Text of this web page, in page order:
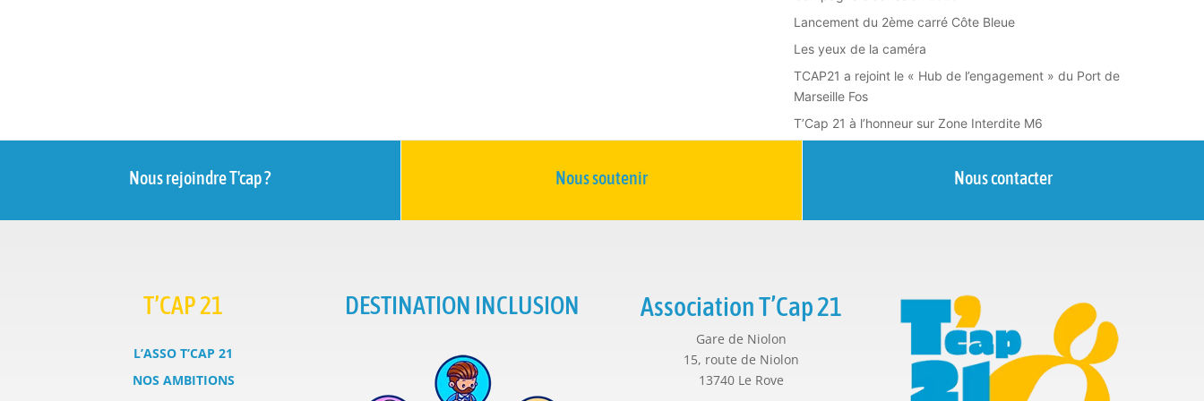
Lancement du 2ème carré Côte Bleue
Les yeux de la caméra
TCAP21 a rejoint le « Hub de l’engagement » du Port de
Marseille Fos
T’Cap 21 à l’honneur sur Zone Interdite M6
Nous rejoindre T'cap ? Nous soutenir Nous contacter
T’CAP 21
L’ASSO T’CAP 21
NOS AMBITIONS
DESTINATION INCLUSION Association T’Cap 21
Gare de Niolon
15, route de Niolon
13740 Le Rove